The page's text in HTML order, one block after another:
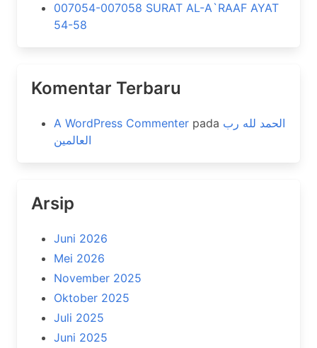
007054-007058 SURAT AL-A`RAAF AYAT
54-58
Komentar Terbaru
A WordPress Commenter pada الحمد لله رب
العالمين
Arsip
Juni 2026
Mei 2026
November 2025
Oktober 2025
Juli 2025
Juni 2025